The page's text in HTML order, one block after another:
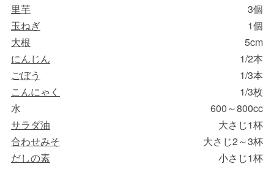
里芋
3個
玉ねぎ
1個
大根
5cm
にんじん
1/2本
ごぼう
1/3本
こんにゃく
1/3枚
水
600～800cc
サラダ油
大さじ1杯
合わせみそ
大さじ2～3杯
だしの素
小さじ1杯